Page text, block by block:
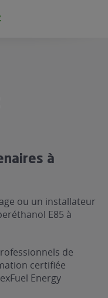
FlexFuel
à
ou un installateur
E85 à
de
certifiée
Energy